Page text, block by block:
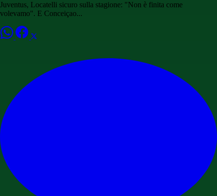
Juventus, Locatelli sicuro sulla stagione: "Non è finita come
volevamo". E Conceiçao...